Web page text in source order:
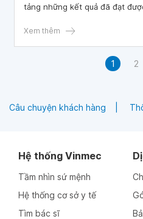
tảng những kết quả đã đạt
trong xây dựng hệ sinh thái
Xem thêm
1 2
Câu chuyện khách hàng
Hệ thống Vinmec
Tầm nhìn sứ mệnh
Hệ thống cơ sở y tế
Tìm bác sĩ